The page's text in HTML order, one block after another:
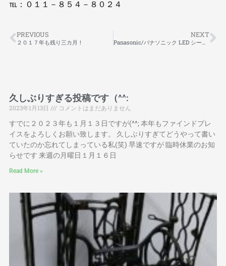
℡：０１１－８５４－８０２４
PREVIOUS
２０１７年も残り三カ月！
NEXT
Panasonic/パナソニック LED シーリングライト 入荷いたしました！
久しぶりすぎる投稿です（^^:
2023年1月13日
コメントはまだありません
すでに２０２３年も１月１３日ですが(^^; 本年もファインドプレ
イスをよろしくお願い致します。 久しぶりすぎてどうやって書い
ていたのか忘れてしまっている私(笑) 早速ですが 臨時休業のお知
らせです 来週の月曜日１月１６日
Read More »